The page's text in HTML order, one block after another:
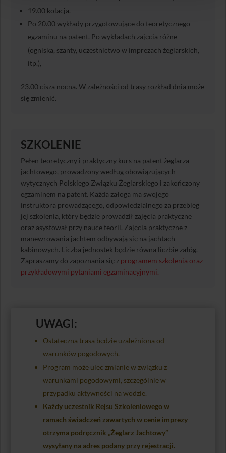
19.00 kolacja.
Po 20.00 wykłady przygotowujące do teoretycznego
egzaminu na patent. Po wykładach zajęcia różne
(ogniska, szanty, uczestnictwo w imprezach żeglarskich,
itp.),
23.00 cisza nocna. W zależności od trasy rozkład dnia może
się zmienić.
SZKOLENIE
Pełen teoretyczny i praktyczny kurs na patent żeglarza
jachtowego, prowadzony według obowiązujących
wytycznych Polskiego Związku Żeglarskiego i zakończony
egzaminem na patent. Każda załoga ma swojego
instruktora prowadzącego, odpowiedzialnego za przebieg
jej szkolenia, który będzie prowadził zajęcia praktyczne
oraz asystował przy nauce teorii. Zajęcia praktyczne z
manewrowania jachtem odbywają się na jachtach
kabinowych. Liczba jednostek będzie równa liczbie załóg.
Zapraszamy do zapoznania się z programem szkolenia oraz
przykładowymi pytaniami egzaminacyjnymi.
UWAGI:
Ostateczna trasa będzie uzależniona od
warunków pogodowych.
Program może ulec zmianie w związku z
warunkami pogodowymi, szczególnie w
przypadku aktywności na wodzie.
Każdy uczestnik Rejsu Szkoleniowego w
ramach świadczeń zawartych w cenie imprezy
otrzyma podręcznik „Żeglarz Jachtowy”
wysyłany na adres podany przy rejestracji.